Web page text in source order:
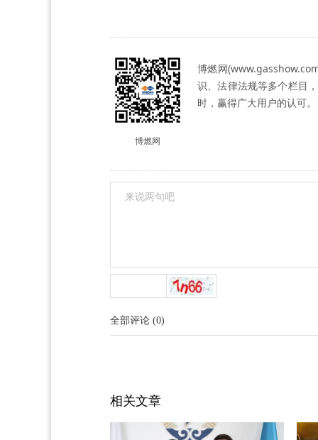
全部评论 (0)
相关文章
博燃网
博燃网
识、法律法规等多个栏目
时，赢得广大用户的认可。